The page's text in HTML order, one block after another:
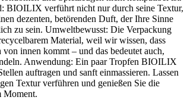
BIOILIX verführt nicht nur durch seine Textur,
dezenten, betörenden Duft, der Ihre Sinne
zu sein. Umweltbewusst: Die Verpackung
Material, weil wir wissen, dass
innen kommt – und das bedeutet auch,
Anwendung: Ein paar Tropfen BIOILIX
auftragen und sanft einmassieren. Lassen
Textur verführen und genießen Sie die
Moment.